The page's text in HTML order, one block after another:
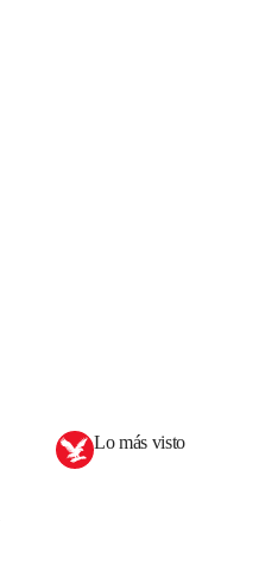
Lo más visto